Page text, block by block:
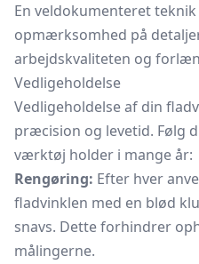
En veldokumenteret
opmærksomhed på
arbejdskvaliteten og
Vedligeholdelse
Vedligeholdelse af din
præcision og levetid. Følg
værktøj holder i mange år:
Rengøring: Efter hver
fladvinklen med en blød
snavs. Dette forhindrer
målingerne.